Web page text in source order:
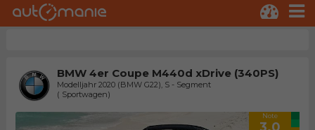
BMW 4er Coupe M440d xDrive (340PS)
Modelljahr 2020 (BMW G22), S - Segment
( Sportwagen)
Note